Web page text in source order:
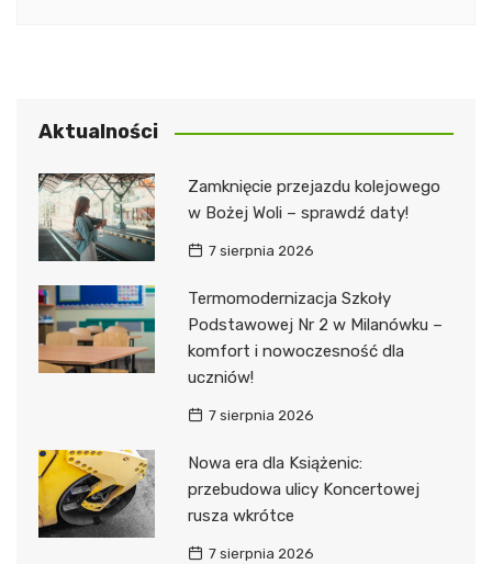
Aktualności
Zamknięcie przejazdu kolejowego
w Bożej Woli – sprawdź daty!
7 sierpnia 2026
Termomodernizacja Szkoły
Podstawowej Nr 2 w Milanówku –
komfort i nowoczesność dla
uczniów!
7 sierpnia 2026
Nowa era dla Książenic:
przebudowa ulicy Koncertowej
rusza wkrótce
7 sierpnia 2026